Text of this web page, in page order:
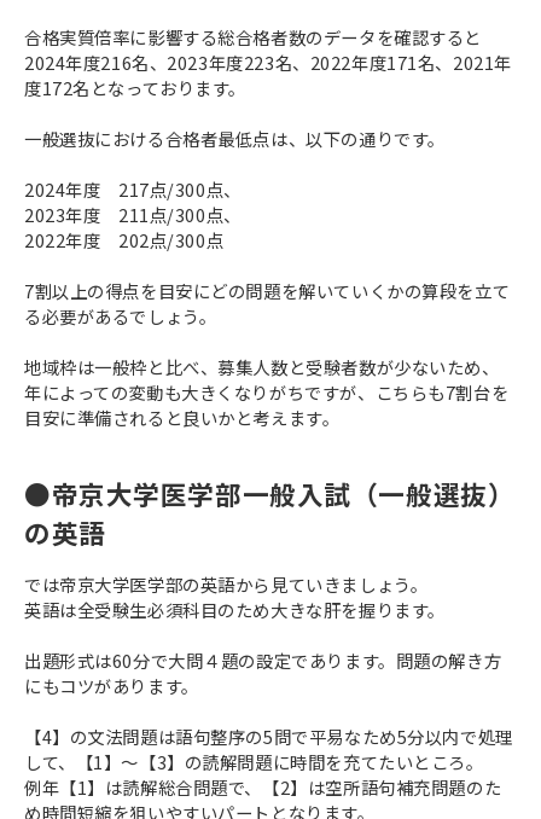
合格実質倍率に影響する総合格者数のデータを確認すると
2024年度216名、2023年度223名、2022年度171名、2021年
度172名となっております。
一般選抜における合格者最低点は、以下の通りです。
2024年度 217点/300点、
2023年度 211点/300点、
2022年度 202点/300点
7割以上の得点を目安にどの問題を解いていくかの算段を立て
る必要があるでしょう。
地域枠は一般枠と比べ、募集人数と受験者数が少ないため、
年によっての変動も大きくなりがちですが、こちらも7割台を
目安に準備されると良いかと考えます。
●帝京大学医学部一般入試（一般選抜）
の英語
では帝京大学医学部の英語から見ていきましょう。
英語は全受験生必須科目のため大きな肝を握ります。
出題形式は60分で大問４題の設定であります。問題の解き方
にもコツがあります。
【4】の文法問題は語句整序の5問で平易なため5分以内で処理
して、【1】～【3】の読解問題に時間を充てたいところ。
例年【1】は読解総合問題で、【2】は空所語句補充問題のた
め時間短縮を狙いやすいパートとなります。